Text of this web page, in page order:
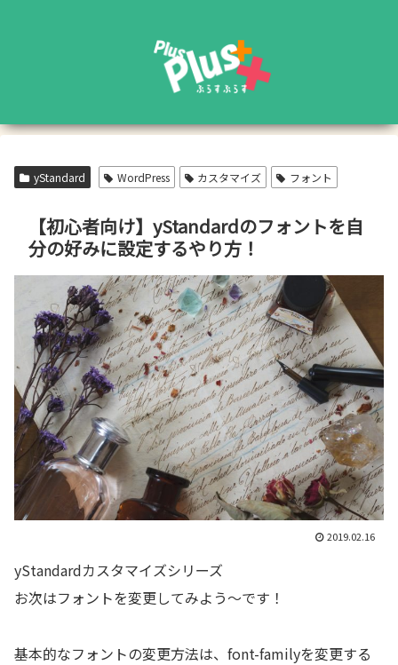
yStandard WordPress カスタマイズ フォント
【初心者向け】yStandardのフォントを自
分の好みに設定するやり方！
2019.02.16
yStandardカスタマイズシリーズ
お次はフォントを変更してみよう～です！
基本的なフォントの変更方法は、font-familyを変更する